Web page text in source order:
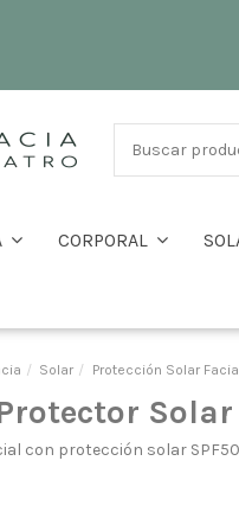
CORPORAL
Solar Protección Solar
con protección solar